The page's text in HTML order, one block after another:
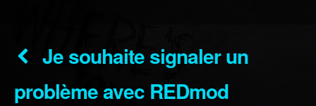
Je souhaite signaler un
problème avec REDmod